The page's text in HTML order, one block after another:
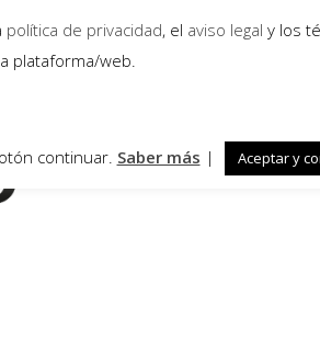
política de privacidad, el aviso legal y los
plataforma/web.
continuar. Saber más | Aceptar y